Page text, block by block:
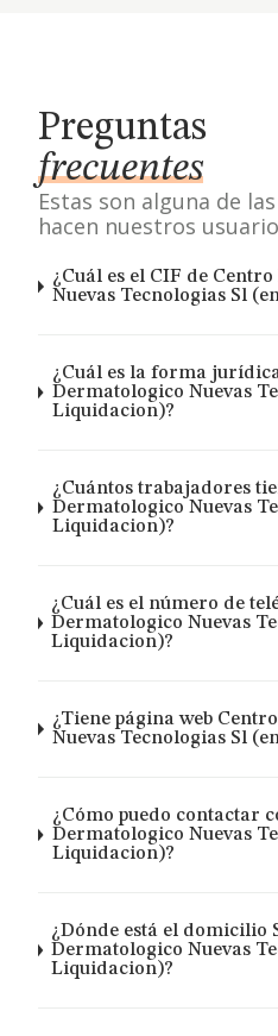
Preguntas
frecuentes
Estas son alguna de
hacen nuestros
¿Cuál es el CIF de
Nuevas Tecnologias Sl
¿Cuál es la forma
Dermatologico Nuevas
Liquidacion)?
¿Cuántos trabajadores
Dermatologico Nuevas
Liquidacion)?
¿Cuál es el número de
Dermatologico Nuevas
Liquidacion)?
¿Tiene página web
Nuevas Tecnologias Sl
¿Cómo puedo contactar
Dermatologico Nuevas
Liquidacion)?
¿Dónde está el domicilio
Dermatologico Nuevas
Liquidacion)?